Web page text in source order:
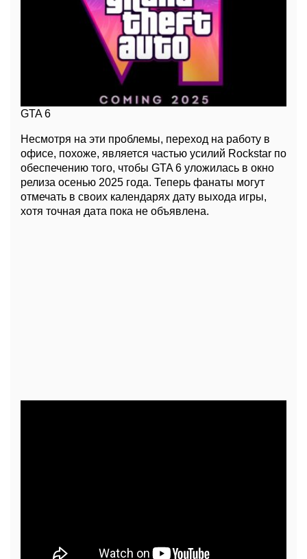
GTA 6
Несмотря на эти проблемы, переход на работу в
офисе, похоже, является частью усилий Rockstar по
обеспечению того, чтобы GTA 6 уложилась в окно
релиза осенью 2025 года. Теперь фанаты могут
отмечать в своих календарях дату выхода игры,
хотя точная дата пока не объявлена.